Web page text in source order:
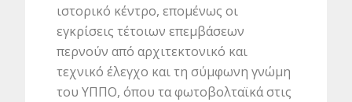
ιστορικό κέντρο, επομένως οι
εγκρίσεις τέτοιων επεμβάσεων
περνούν από αρχιτεκτονικό και
τεχνικό έλεγχο και τη σύμφωνη γνώμη
του ΥΠΠΟ, όπου τα φωτοβολταϊκά στις